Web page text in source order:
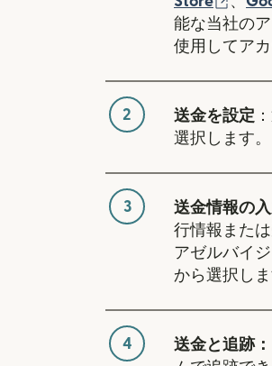
能な当社の
使用してア
2 送金を設定
選択します。
3 送金情報の入
行情報また
アゼルバイ
から選択しま
4 送金と追跡：